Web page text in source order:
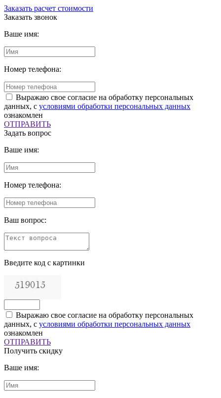
Заказать расчет стоимости
Заказать звонок
Ваше имя:
Номер телефона:
Выражаю свое согласие на обработку персональных
данных, с условиями обработки персональных данных
ознакомлен
ОТПРАВИТЬ
Задать вопрос
Ваше имя:
Номер телефона:
Ваш вопрос:
Введите код с картинки
Выражаю свое согласие на обработку персональных
данных, с условиями обработки персональных данных
ознакомлен
ОТПРАВИТЬ
Получить скидку
Ваше имя: